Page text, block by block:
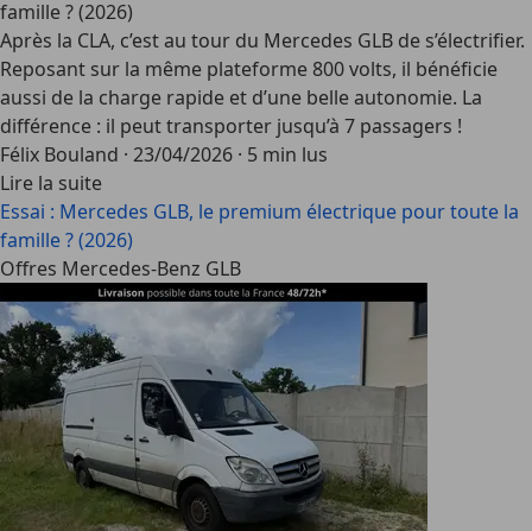
famille ? (2026)
Après la CLA, c’est au tour du Mercedes GLB de s’électrifier.
Reposant sur la même plateforme 800 volts, il bénéficie
aussi de la charge rapide et d’une belle autonomie. La
différence : il peut transporter jusqu’à 7 passagers !
Félix Bouland · 23/04/2026 · 5 min lus
Lire la suite
Essai : Mercedes GLB, le premium électrique pour toute la
famille ? (2026)
Offres Mercedes-Benz GLB